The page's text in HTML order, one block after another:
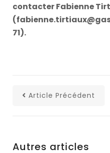
contacter Fabienne
71).
Article Précédent
Autres articles